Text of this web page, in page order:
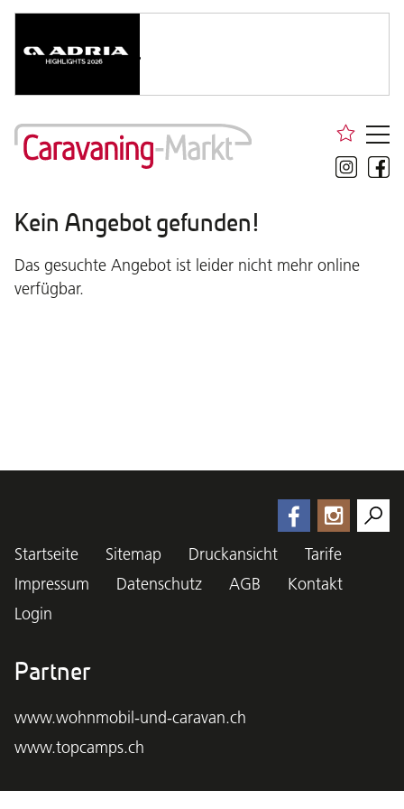
Kein Angebot gefunden!
Das gesuchte Angebot ist leider nicht mehr online
verfügbar.
Startseite Sitemap Druckansicht
Tarife
Impressum
Datenschutz AGB
Kontakt
Login
Partner
www.wohnmobil-und-caravan.ch
www.topcamps.ch